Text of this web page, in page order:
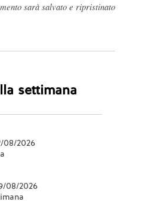
sarà salvato e ripristinato
settimana
08/2026
08/2026